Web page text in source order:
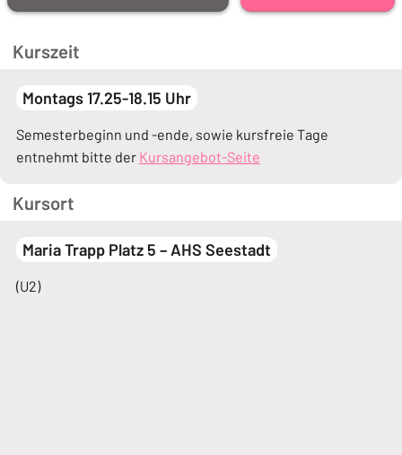
Kurszeit
Montags 17.25-18.15 Uhr
Semesterbeginn und -ende, sowie kursfreie Tage
entnehmt bitte der Kursangebot-Seite
Kursort
Maria Trapp Platz 5 – AHS Seestadt
(U2)